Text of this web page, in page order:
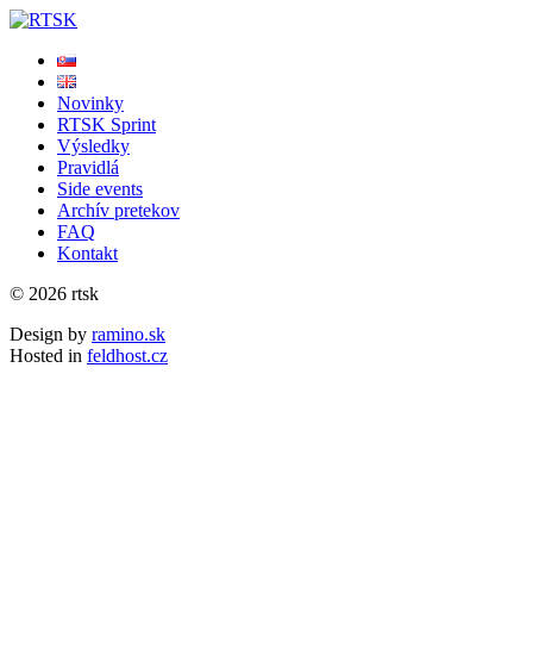
Novinky
RTSK Sprint
Výsledky
Pravidlá
Side events
Archív pretekov
FAQ
Kontakt
© 2026 rtsk
Design by ramino.sk
Hosted in feldhost.cz